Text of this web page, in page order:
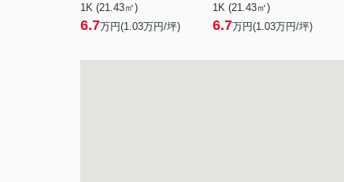
1K (21.43㎡)
6.7万円(1.03万円/坪)
1K (21.43㎡)
6.7万円(1.03万円/坪)